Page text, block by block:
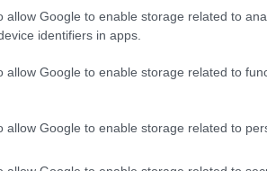
allow Google to enable storage related to
identifiers in apps.
allow Google to enable storage related to
allow Google to enable storage related to
από τονe-ΕΦΚΑ:
θα καταβληθούν15.437.917,18